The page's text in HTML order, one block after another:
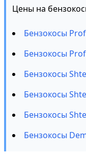
Цены на
Бензокосы
Бензокосы
Бензокосы
Бензокосы
Бензокосы
Бензокосы